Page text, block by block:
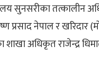
सुनसरीका तत्कालीन
प्रसाद नेपाल र खरिदार
अधिकृत राजेन्द्र